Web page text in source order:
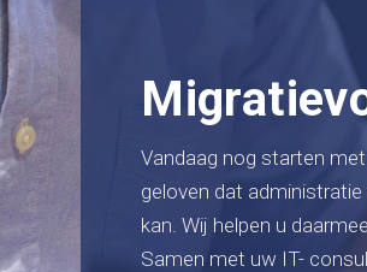
Vandaag nog starten
geloven dat
kan. Wij helpen u
Samen met uw IT-